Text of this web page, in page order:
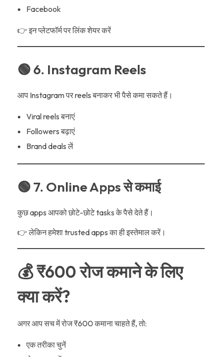
Facebook
👉 इन प्लेटफॉर्म पर लिंक शेयर करें
🟢 6. Instagram Reels
आप Instagram पर reels बनाकर भी पैसे कमा सकते हैं।
Viral reels बनाएं
Followers बढ़ाएं
Brand deals लें
🟢 7. Online Apps से कमाई
कुछ apps आपको छोटे-छोटे tasks के पैसे देते हैं।
👉 लेकिन हमेशा trusted apps का ही इस्तेमाल करें।
💰 ₹600 रोज कमाने के लिए
क्या करें?
अगर आप सच में रोज ₹600 कमाना चाहते हैं, तो:
एक तरीका चुनें